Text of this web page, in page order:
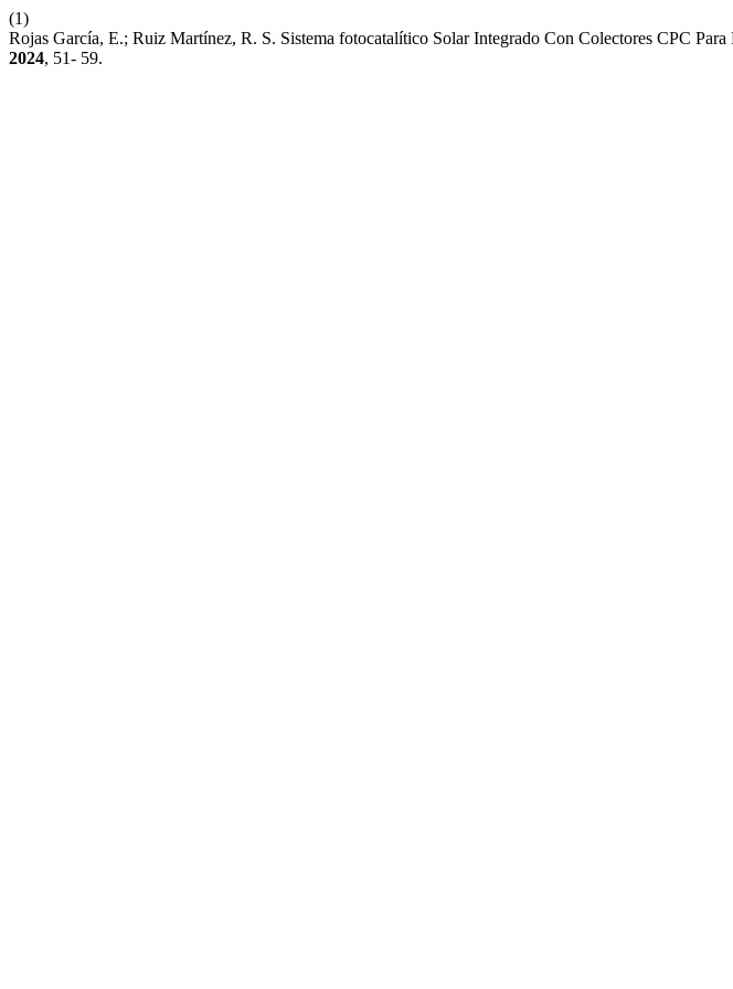
(1)
Rojas García, E.; Ruiz Martínez, R. S. Sistema fotocatalítico Solar Integrado Con Colectores CPC
2024, 51- 59.